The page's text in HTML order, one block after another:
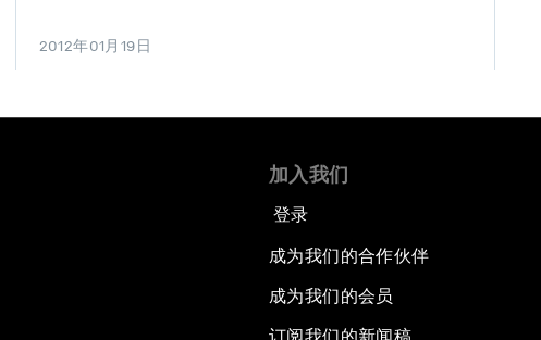
2012年01月19日
加入我们
登录
成为我们的合作伙伴
成为我们的会员